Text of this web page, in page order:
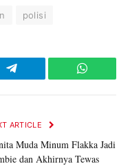
polisi
Telegram
ARTICLE
Muda Minum Flakka Jadi
dan Akhirnya Tewas